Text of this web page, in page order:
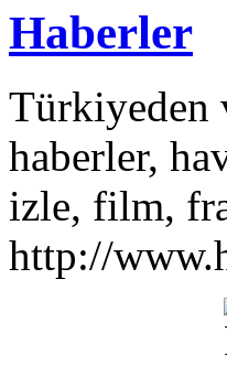
Haberler
Türkiyeden
haberler,
izle, film,
http://